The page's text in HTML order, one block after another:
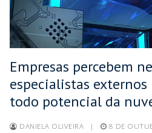
Empresas percebem
especialistas
todo potencial da
DANIELA OLIVEIRA | 8 DE